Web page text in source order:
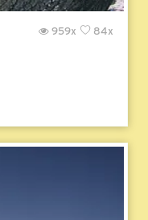
84x
959x